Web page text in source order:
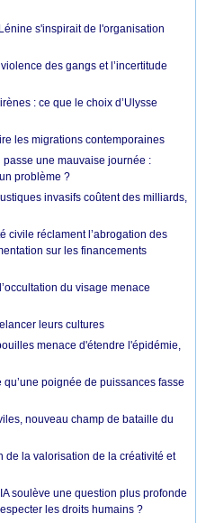
s'inspirait de l'organisation
des gangs et l’incertitude
: ce que le choix d’Ulysse
les migrations contemporaines
passe une mauvaise journée :
problème ?
invasifs coûtent des milliards,
civile réclament l’abrogation des
sur les financements
du visage menace
leurs cultures
menace d'étendre l'épidémie,
poignée de puissances fasse
nouveau champ de bataille du
de la valorisation de la créativité et
soulève une question plus profonde
les droits humains ?